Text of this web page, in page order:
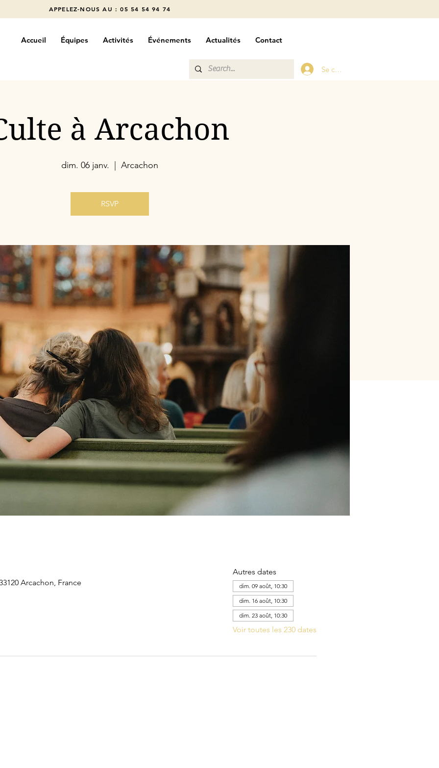
APPELEZ-NOUS AU : 05 54 54 94 74
Accueil Équipes Activités Événements Actualités Contact
Se connecter
à Arcachon
dim. 06 janv. Arcachon
RSVP
Arcachon, France
Autres dates
dim. 09 août, 10:30
dim. 16 août, 10:30
dim. 23 août, 10:30
Voir toutes les 230 dates